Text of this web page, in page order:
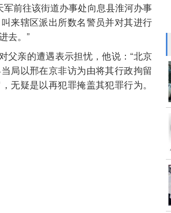
前往该街道办事处向息县淮河办事
来辖区派出所数名警员并对其进行
去。”
父亲的遭遇表示担忧，他说：“北京
局以邢在京非访为由将其行政拘留
无疑是以再犯罪掩盖其犯罪行为。